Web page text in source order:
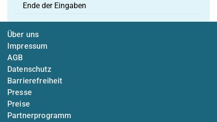
Ende der Eingaben
Über uns
Impressum
AGB
Datenschutz
Barrierefreiheit
Presse
Preise
Partnerprogramm